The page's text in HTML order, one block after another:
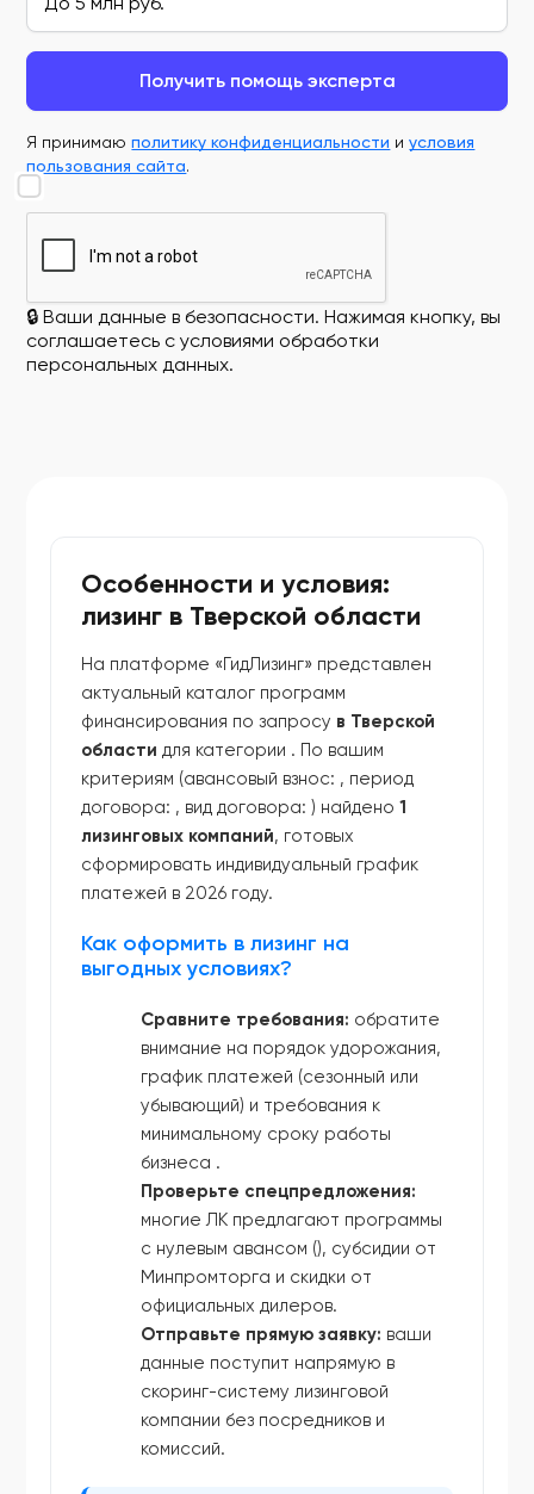
Получить помощь эксперта
Я принимаюполитику конфиденциальности иусловия
пользования сайта.
🔒 Ваши данные в безопасности. Нажимая кнопку, вы
соглашаетесь с условиями обработки
персональных данных.
Особенности и условия:
лизинг в Тверской области
На платформе «ГидЛизинг» представлен
актуальный каталог программ
финансирования по запросу в Тверской
области для категории . По вашим
критериям (авансовый взнос: , период
договора: , вид договора:) найдено1
лизинговых компаний, готовых
сформировать индивидуальный график
платежей в 2026 году.
Как оформить в лизинг на
выгодных условиях?
Сравните требования: обратите
внимание на порядок удорожания,
график платежей (сезонный или
убывающий) и требования к
минимальному сроку работы
бизнеса .
Проверьте спецпредложения:
многие ЛК предлагают программы
с нулевым авансом (), субсидии от
Минпромторга и скидки от
официальных дилеров.
Отправьте прямую заявку: ваши
данные поступит напрямую в
скоринг-систему лизинговой
компании без посредников и
комиссий.